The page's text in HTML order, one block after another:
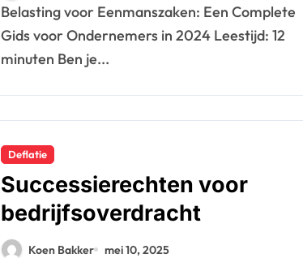
Belasting voor Eenmanszaken: Een Complete
Gids voor Ondernemers in 2024 Leestijd: 12
minuten Ben je...
Deflatie
Successierechten voor
bedrijfsoverdracht
Koen Bakker mei 10, 2025